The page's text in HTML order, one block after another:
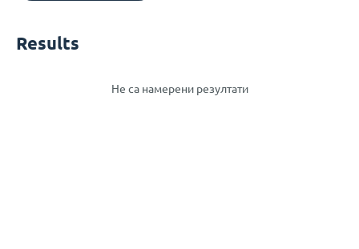
Results
Не са намерени резултати